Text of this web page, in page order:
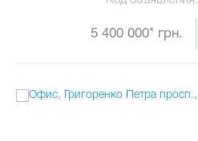
5 400 000* грн.